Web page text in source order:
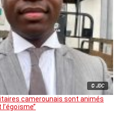
© JDC
camerounais sont animés